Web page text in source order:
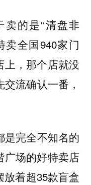
卖的是“清盘非
卖全国940家门
上，那个店就没
流确认一番，
是完全不知名的
广场的好特卖店
着超35款盲盒